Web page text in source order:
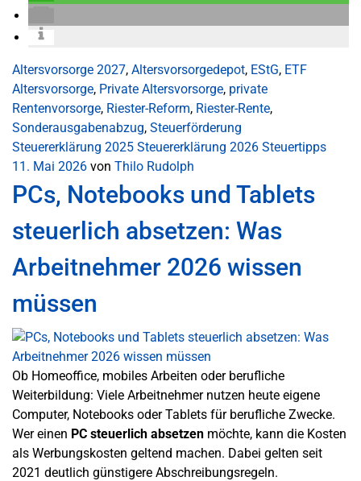
Altersvorsorge 2027, Altersvorsorgedepot, EStG, ETF
Altersvorsorge, Private Altersvorsorge, private
Rentenvorsorge, Riester-Reform, Riester-Rente,
Sonderausgabenabzug, Steuerförderung
Steuererklärung 2025 Steuererklärung 2026 Steuertipps
11. Mai 2026 von Thilo Rudolph
PCs, Notebooks und Tablets
steuerlich absetzen: Was
Arbeitnehmer 2026 wissen
müssen
Ob Homeoffice, mobiles Arbeiten oder berufliche
Weiterbildung: Viele Arbeitnehmer nutzen heute eigene
Computer, Notebooks oder Tablets für berufliche Zwecke.
Wer einen PC steuerlich absetzen möchte, kann die Kosten
als Werbungskosten geltend machen. Dabei gelten seit
2021 deutlich günstigere Abschreibungsregeln.